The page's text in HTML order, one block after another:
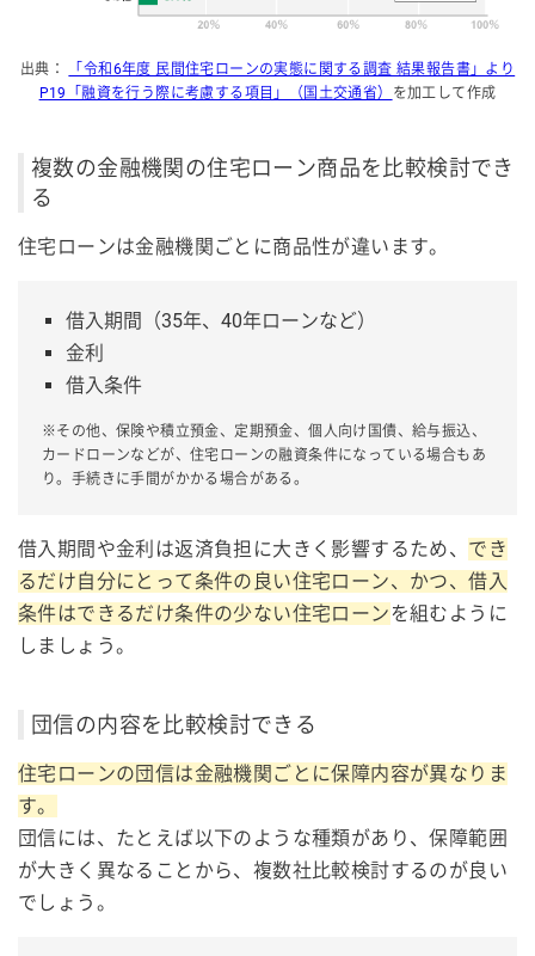
出典：
「令和6年度 民間住宅ローンの実態に関する調査 結果報告書」より
P19「融資を行う際に考慮する項目」（国土交通省）
を加工して作成
複数の金融機関の住宅ローン商品を比較検討でき
る
住宅ローンは金融機関ごとに商品性が違います。
借入期間（35年、40年ローンなど）
金利
借入条件
※その他、保険や積立預金、定期預金、個人向け国債、給与振込、
カードローンなどが、住宅ローンの融資条件になっている場合もあ
り。手続きに手間がかかる場合がある。
借入期間や金利は返済負担に大きく影響するため、 でき
るだけ自分にとって条件の良い住宅ローン、かつ、借入
条件はできるだけ条件の少ない住宅ローンを組むように
しましょう。
団信の内容を比較検討できる
住宅ローンの団信は金融機関ごとに保障内容が異なりま
す。
団信には、たとえば以下のような種類があり、保障範囲
が大きく異なることから、複数社比較検討するのが良い
でしょう。